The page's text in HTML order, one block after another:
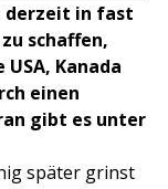
derzeit in fast
schaffen,
Kanada
einen
gibt es unter
später grinst